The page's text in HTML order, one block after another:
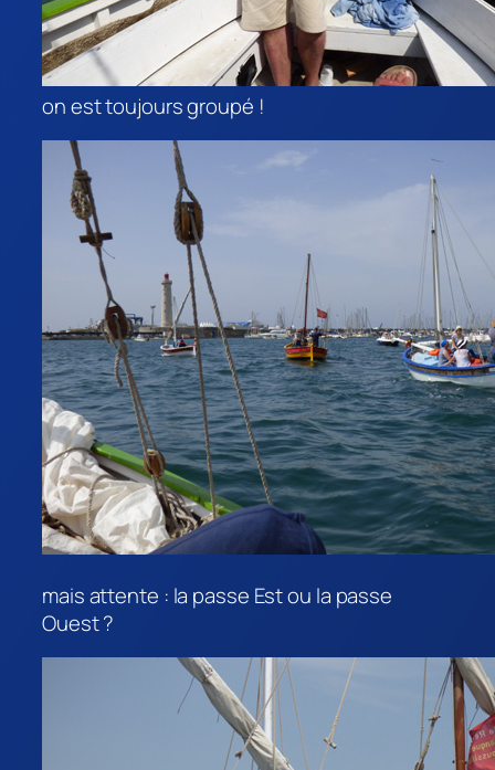
on est toujours groupé !
mais attente : la passe Est ou la passe
Ouest ?